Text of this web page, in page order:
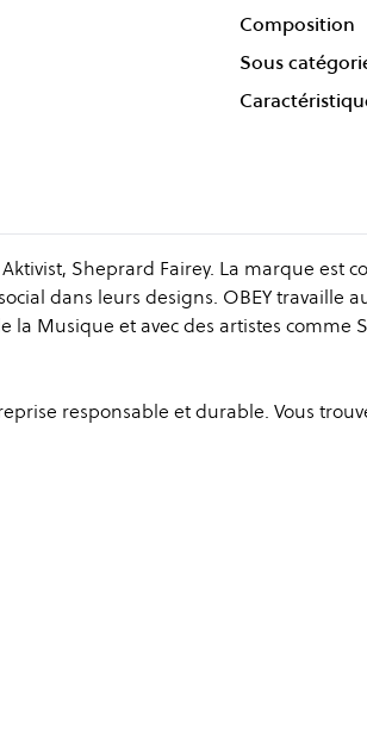
Composition
Sous
Sheprard Fairey. La marque est
dans leurs designs. OBEY travaille
Musique et avec des artistes comme
responsable et durable. Vous